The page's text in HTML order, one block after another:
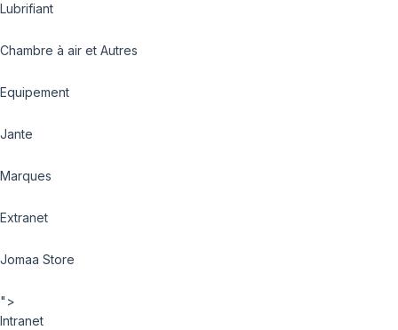
Lubrifiant
Chambre à air et Autres
Equipement
Jante
Marques
Extranet
Jomaa Store
">
Intranet